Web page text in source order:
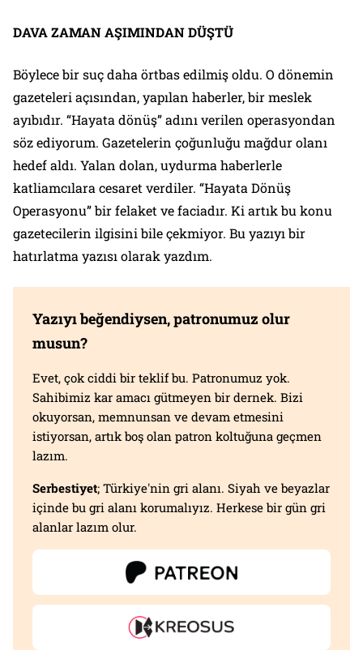
DAVA ZAMAN AŞIMINDAN DÜŞTÜ
Böylece bir suç daha örtbas edilmiş oldu. O dönemin
gazeteleri açısından, yapılan haberler, bir meslek
ayıbıdır. “Hayata dönüş” adını verilen operasyondan
söz ediyorum. Gazetelerin çoğunluğu mağdur olanı
hedef aldı. Yalan dolan, uydurma haberlerle
katliamcılara cesaret verdiler. “Hayata Dönüş
Operasyonu” bir felaket ve faciadır. Ki artık bu konu
gazetecilerin ilgisini bile çekmiyor. Bu yazıyı bir
hatırlatma yazısı olarak yazdım.
Yazıyı beğendiysen, patronumuz olur
musun?
Evet, çok ciddi bir teklif bu. Patronumuz yok.
Sahibimiz kar amacı gütmeyen bir dernek. Bizi
okuyorsan, memnunsan ve devam etmesini
istiyorsan, artık boş olan patron koltuğuna geçmen
lazım.
Serbestiyet; Türkiye'nin gri alanı. Siyah ve beyazlar
içinde bu gri alanı korumalıyız. Herkese bir gün gri
alanlar lazım olur.